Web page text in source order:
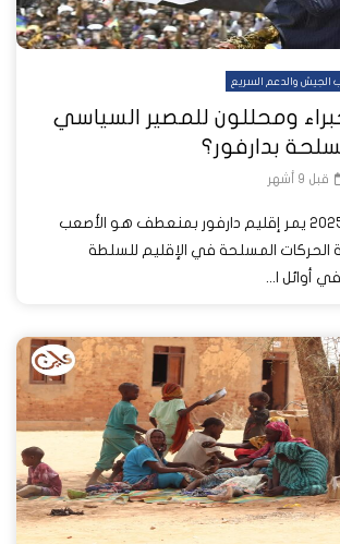
الجيش والدعم السريع
ومحللون للمصير السياسي
بدارفور؟
قبل 9 أشهر
عاين- 12 نوفمبر 2025 يمر إقليم دارفور بمنعطف هو الأصعب
الحركات المسلحة في الإقليم للسلطة
أوائل ا...